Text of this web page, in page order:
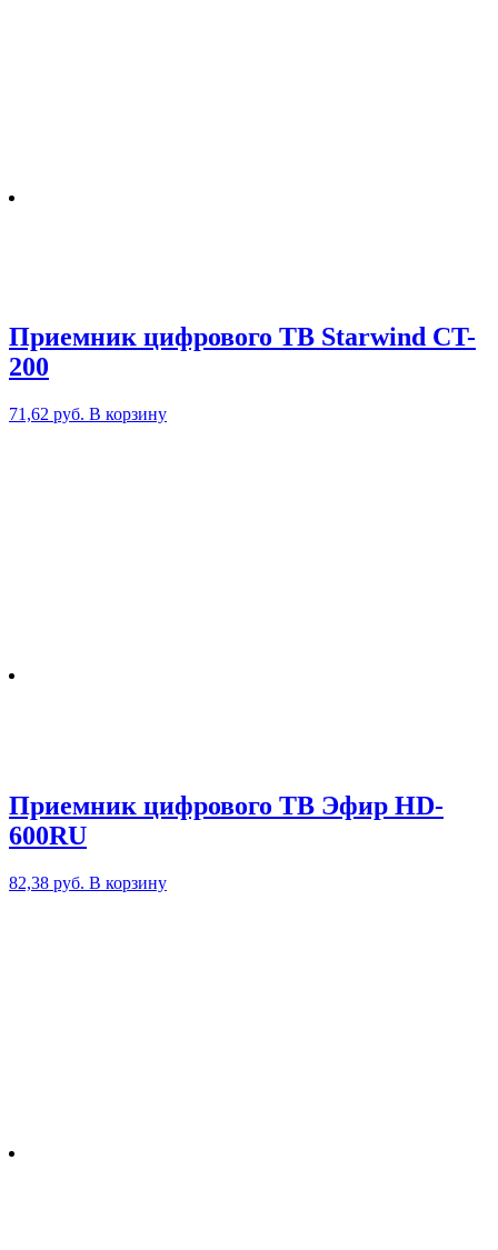
Приемник цифрового ТВ Starwind CT-
200
71,62 руб. В корзину
Приемник цифрового ТВ Эфир HD-
600RU
82,38 руб. В корзину